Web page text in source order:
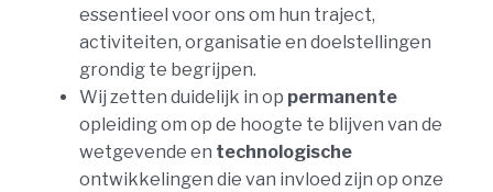
essentieel voor ons om hun traject,
activiteiten, organisatie en doelstellingen
grondig te begrijpen.
Wij zetten duidelijk in op permanente
opleiding om op de hoogte te blijven van de
wetgevende en technologische
ontwikkelingen die van invloed zijn op onze